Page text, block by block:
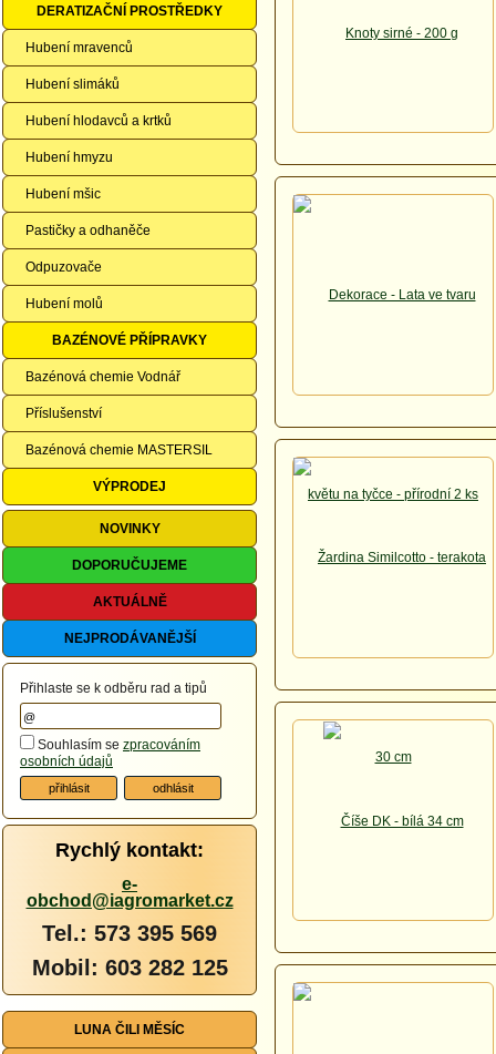
DERATIZAČNÍ PROSTŘEDKY
Hubení mravenců
Hubení slimáků
Hubení hlodavců a krtků
Hubení hmyzu
Hubení mšic
Pastičky a odhaněče
Odpuzovače
Hubení molů
BAZÉNOVÉ PŘÍPRAVKY
Bazénová chemie Vodnář
Příslušenství
Bazénová chemie MASTERSIL
VÝPRODEJ
NOVINKY
DOPORUČUJEME
AKTUÁLNĚ
NEJPRODÁVANĚJŠÍ
Přihlaste se k odběru rad a tipů
Souhlasím se zpracováním
osobních údajů
Rychlý kontakt:
e-
obchod@iagromarket.cz
Tel.: 573 395 569
Mobil: 603 282 125
LUNA ČILI MĚSÍC